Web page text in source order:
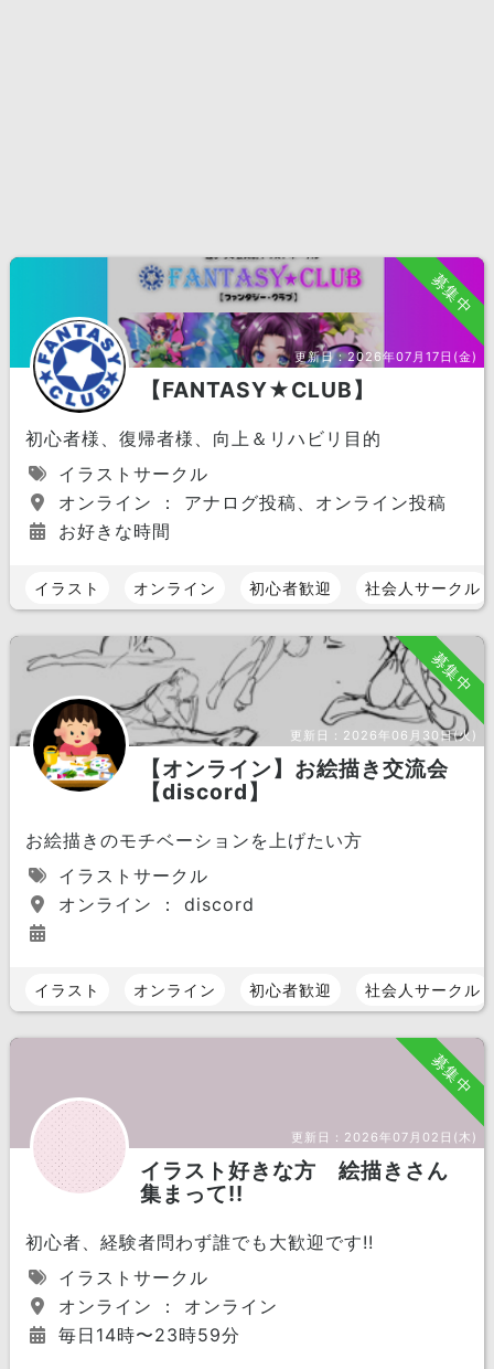
募集中
更新日：2026年07月17日(金)
【FANTASY★CLUB】
初心者様、復帰者様、向上＆リハビリ目的
イラストサークル
オンライン ： アナログ投稿、オンライン投稿
お好きな時間
イラスト オンライン 初心者歓迎 社会人サークル
募集中
更新日： 2026年06月30日(火)
【オンライン】お絵描き交流会
【discord】
お絵描きのモチベーションを上げたい方
イラストサークル
オンライン ： discord
イラスト オンライン 初心者歓迎 社会人サークル
募集中
更新日： 2026年07月02日(木)
イラスト好きな方 絵描きさん
集まって!!
初心者、経験者問わず誰でも大歓迎です!!
イラストサークル
オンライン ： オンライン
毎日14時〜23時59分